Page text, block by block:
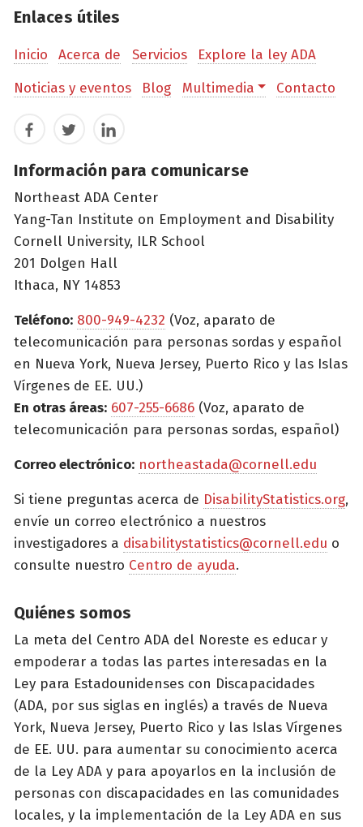
Enlaces útiles
Inicio Acerca de Servicios
Explore la ley ADA
Noticias y eventos
Blog Multimedia Contacto
FacebookTwitterLinkedIn
Información para comunicarse
Northeast ADA Center
Yang-Tan Institute on Employment and Disability
Cornell University, ILR School
201 Dolgen Hall
Ithaca, NY 14853
Teléfono: 800-949-4232 (Voz, aparato de
telecomunicación para personas sordas y español
en Nueva York, Nueva Jersey, Puerto Rico y las Islas
Vírgenes de EE. UU.)
En otras áreas: 607-255-6686 (Voz, aparato de
telecomunicación para personas sordas, español)
Correo electrónico: northeastada@cornell.edu
Si tiene preguntas acerca de DisabilityStatistics.org,
envíe un correo electrónico a nuestros
investigadores a disabilitystatistics@cornell.edu o
consulte nuestro Centro de ayuda.
Quiénes somos
La meta del Centro ADA del Noreste es educar y
empoderar a todas las partes interesadas en la
Ley para Estadounidenses con Discapacidades
(ADA, por sus siglas en inglés) a través de Nueva
York, Nueva Jersey, Puerto Rico y las Islas Vírgenes
de EE. UU. para aumentar su conocimiento acerca
de la Ley ADA y para apoyarlos en la inclusión de
personas con discapacidades en las comunidades
locales, y la implementación de la Ley ADA en sus